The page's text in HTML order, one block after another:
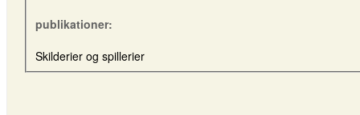
publikationer:
Skilderier og spillerier